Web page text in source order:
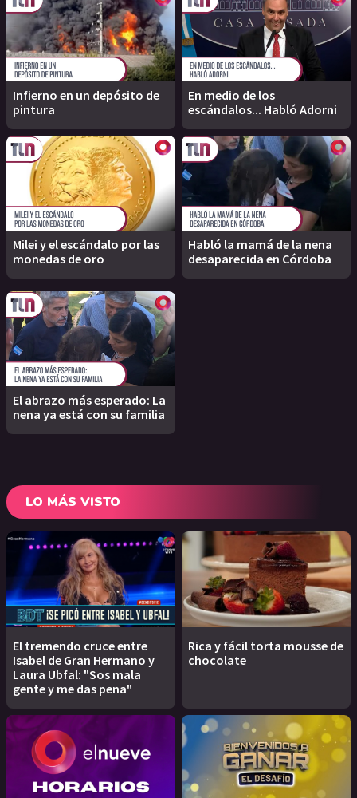
Infierno en un depósito de
pintura
En medio de los
escándalos... Habló Adorni
Milei y el escándalo por las
monedas de oro
Habló la mamá de la nena
desaparecida en Córdoba
El abrazo más esperado: La
nena ya está con su familia
LO MÁS VISTO
El tremendo cruce entre
Isabel de Gran Hermano y
Laura Ubfal: "Sos mala
gente y me das pena"
Rica y fácil torta mousse de
chocolate